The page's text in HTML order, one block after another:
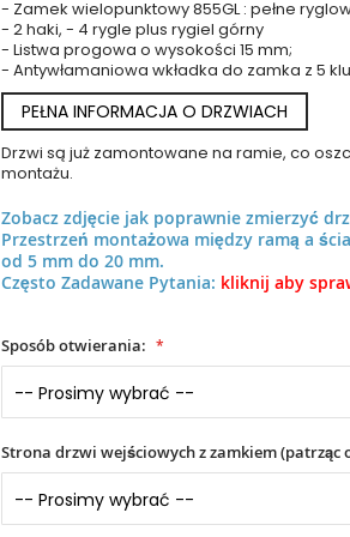
LIM Turma double -
- Zamek wielopunktowy 855GL : pełne
- 2 haki, - 4 rygle plus rygiel górny
- Listwa progowa o wysokości 15 mm;
- Antywłamaniowa wkładka do zamka z 5
PEŁNA INFORMACJA O DRZWIACH
Drzwi są już zamontowane na ramie, co
montażu.
Zobacz zdjęcie jak poprawnie zmierzyć
Przestrzeń montażowa między ramą a
od 5 mm do 20 mm.
Często Zadawane Pytania: kliknij aby
Sposób otwierania:
Strona drzwi wejściowych z zamkiem (patrząc